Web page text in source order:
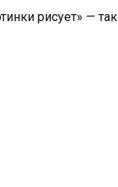
рисует» — так